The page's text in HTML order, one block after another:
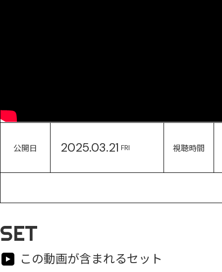
公開日 2025.03.21 FRI 視聴時間
SET
この動画が含まれるセット